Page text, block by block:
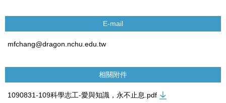
E-mail
mfchang@dragon.nchu.edu.tw
相關附件
1090831-109科學志工-愛與知識，永不止息.pdf